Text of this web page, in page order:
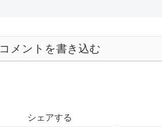
コメントを書き込む
シェアする